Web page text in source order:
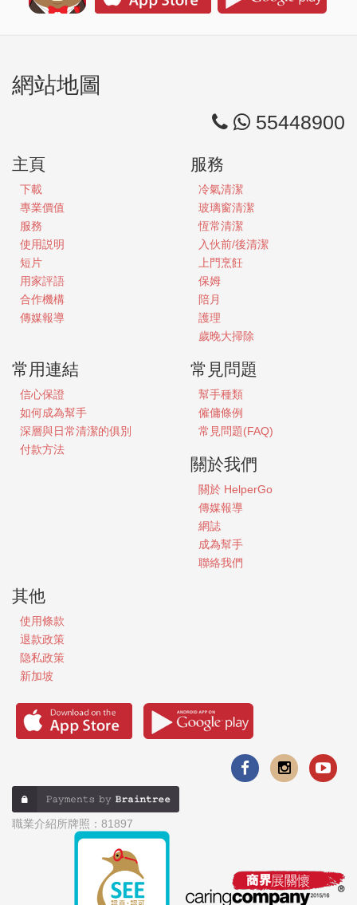
網站地圖
55448900
主頁
下載
專業價值
服務
使用説明
短片
用家評語
合作機構
傳媒報導
服務
冷氣清潔
玻璃窗清潔
恆常清潔
入伙前/後清潔
上門烹飪
保姆
陪月
護理
歲晚大掃除
常用連結
信心保證
如何成為幫手
深層與日常清潔的俱別
付款方法
常見問題
幫手種類
僱傭條例
常見問題(FAQ)
關於我們
關於 HelperGo
傳媒報導
網誌
成為幫手
聯絡我們
其他
使用條款
退款政策
隐私政策
新加坡
職業介紹所牌照：81897